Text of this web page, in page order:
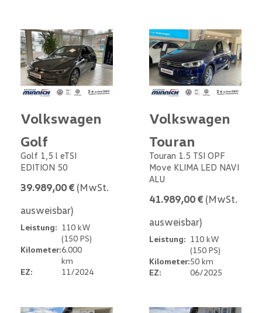
Volkswagen
Golf
Golf 1,5 l eTSI
EDITION 50
39.989,00 € (MwSt.
ausweisbar)
Leistung: 110 kW
(150 PS)
Kilometer:6.000
km
EZ:
11/2024
Volkswagen
Touran
Touran 1.5 TSI OPF
Move KLIMA LED NAVI
ALU
41.989,00 € (MwSt.
ausweisbar)
Leistung: 110 kW
(150 PS)
Kilometer:50 km
EZ:
06/2025